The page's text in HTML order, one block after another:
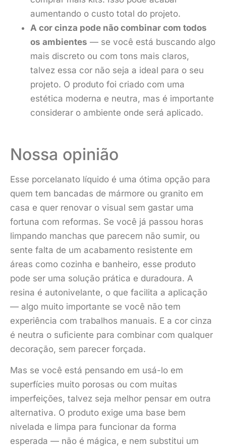
aumentando o custo total do projeto.
A cor cinza pode não combinar com todos
os ambientes — se você está buscando algo
mais discreto ou com tons mais claros,
talvez essa cor não seja a ideal para o seu
projeto. O produto foi criado com uma
estética moderna e neutra, mas é importante
considerar o ambiente onde será aplicado.
Nossa opinião
Esse porcelanato líquido é uma ótima opção para
quem tem bancadas de mármore ou granito em
casa e quer renovar o visual sem gastar uma
fortuna com reformas. Se você já passou horas
limpando manchas que parecem não sumir, ou
sente falta de um acabamento resistente em
áreas como cozinha e banheiro, esse produto
pode ser uma solução prática e duradoura. A
resina é autonivelante, o que facilita a aplicação
— algo muito importante se você não tem
experiência com trabalhos manuais. E a cor cinza
é neutra o suficiente para combinar com qualquer
decoração, sem parecer forçada.
Mas se você está pensando em usá-lo em
superfícies muito porosas ou com muitas
imperfeições, talvez seja melhor pensar em outra
alternativa. O produto exige uma base bem
nivelada e limpa para funcionar da forma
esperada — não é mágica, e nem substitui um